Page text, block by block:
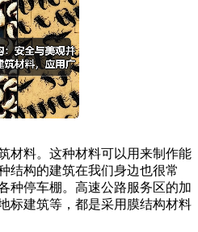
材料。这种材料可以用来制作能
结构的建筑在我们身边也很常
种停车棚。高速公路服务区的加
标建筑等，都是采用膜结构材料